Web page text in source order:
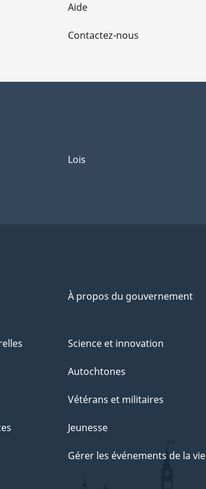
Aide
Contactez-nous
Lois
À propos du gouvernement
Science et innovation
Autochtones
Vétérans et militaires
Jeunesse
Gérer les événements de la vie